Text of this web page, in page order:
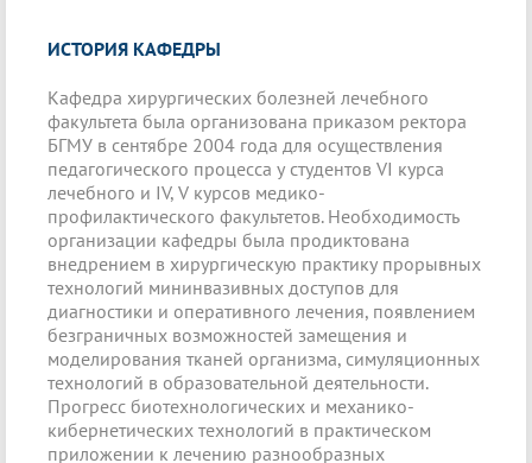
ИСТОРИЯ КАФЕДРЫ
Кафедра хирургических болезней лечебного
факультета была организована приказом ректора
БГМУ в сентябре 2004 года для осуществления
педагогического процесса у студентов VI курса
лечебного и IV, V курсов медико-
профилактического факультетов. Необходимость
организации кафедры была продиктована
внедрением в хирургическую практику прорывных
технологий мининвазивных доступов для
диагностики и оперативного лечения, появлением
безграничных возможностей замещения и
моделирования тканей организма, симуляционных
технологий в образовательной деятельности.
Прогресс биотехнологических и механико-
кибернетических технологий в практическом
приложении к лечению разнообразных